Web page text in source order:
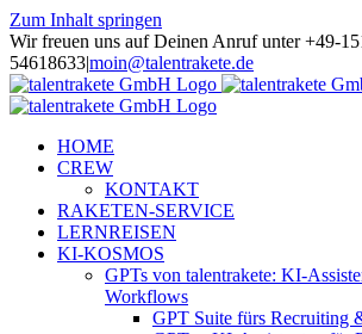
Zum Inhalt springen
Wir freuen uns auf Deinen Anruf unter +49-
54618633|moin@talentrakete.de
HOME
CREW
KONTAKT
RAKETEN-SERVICE
LERNREISEN
KI-KOSMOS
GPTs von talentrakete: KI-
Workflows
GPT Suite fürs Recruiting